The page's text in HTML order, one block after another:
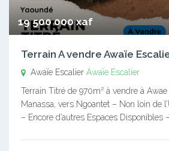
19 500 000 xaf
Terrain A vendre Awaïe
Awaïe Escalier Awaïe Escalier
Terrain Titré de 970m² à vendre à
Manassa, vers Ngoantet – Non loin de
– Encore d’autres Espaces Disponibles